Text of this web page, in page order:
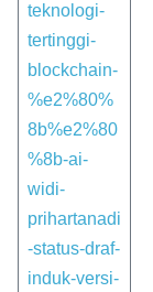
teknologi-
tertinggi-
blockchain-
%e2%80%
8b%e2%80
%8b-ai-
widi-
prihartanadi
-status-draf-
induk-versi-